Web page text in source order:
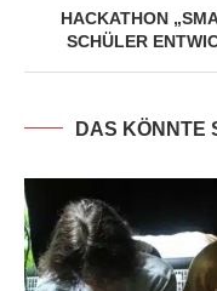
HACKATHON
SCHÜLER
DAS KÖNNTE